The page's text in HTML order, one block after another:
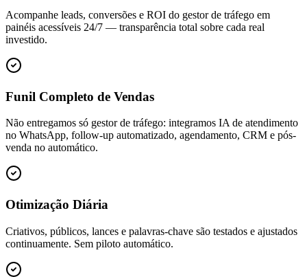
Acompanhe leads, conversões e ROI do gestor de tráfego em
painéis acessíveis 24/7 — transparência total sobre cada real
investido.
Funil Completo de Vendas
Não entregamos só gestor de tráfego: integramos IA de atendimento
no WhatsApp, follow-up automatizado, agendamento, CRM e pós-
venda no automático.
Otimização Diária
Criativos, públicos, lances e palavras-chave são testados e ajustados
continuamente. Sem piloto automático.